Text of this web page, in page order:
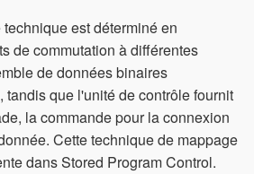
est déterminé en
de commutation à différentes
de données binaires
tandis que l'unité de contrôle fournit
la commande pour la connexion
Cette technique de mappage
dans Stored Program Control.